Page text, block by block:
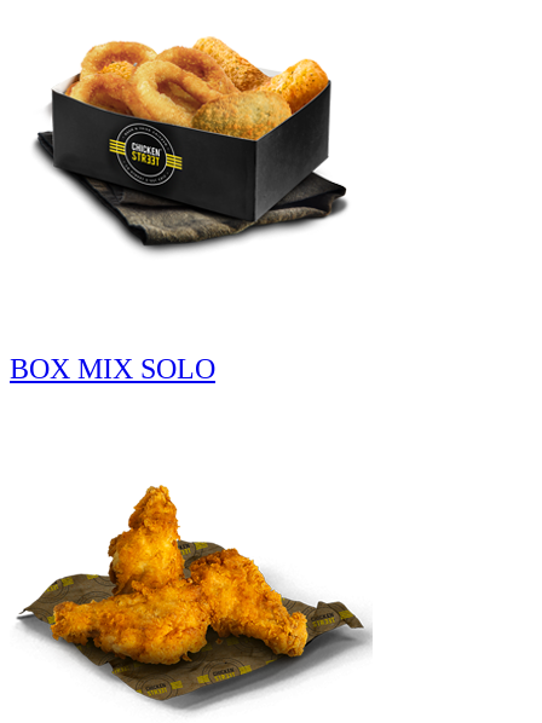
BOX MIX SOLO